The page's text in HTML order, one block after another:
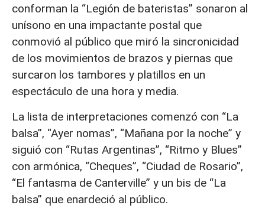
conforman la “Legión de bateristas” sonaron al
unísono en una impactante postal que
conmovió al público que miró la sincronicidad
de los movimientos de brazos y piernas que
surcaron los tambores y platillos en un
espectáculo de una hora y media.
La lista de interpretaciones comenzó con “La
balsa”, “Ayer nomas”, “Mañana por la noche” y
siguió con “Rutas Argentinas”, “Ritmo y Blues”
con armónica, “Cheques”, “Ciudad de Rosario”,
“El fantasma de Canterville” y un bis de “La
balsa” que enardeció al público.